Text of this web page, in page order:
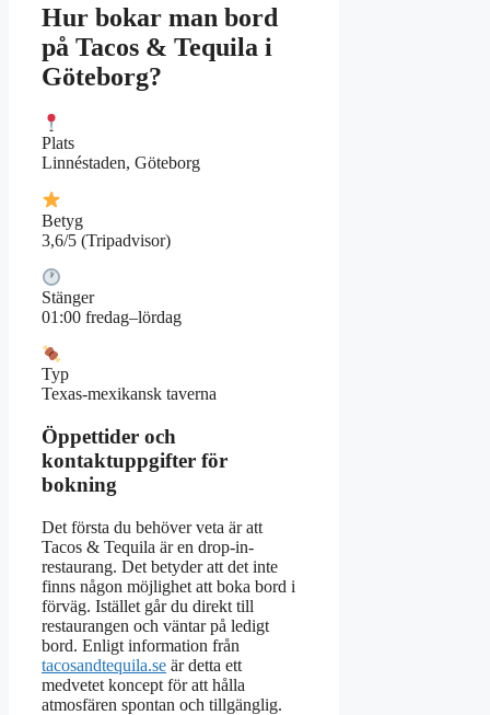
Hur bokar man bord
på Tacos & Tequila i
Göteborg?
Plats
Linnéstaden, Göteborg
Betyg
3,6/5 (Tripadvisor)
Stänger
01:00 fredag–lördag
Typ
Texas-mexikansk taverna
Öppettider och
kontaktuppgifter för
bokning
Det första du behöver veta är att
Tacos & Tequila är en drop-in-
restaurang. Det betyder att det inte
finns någon möjlighet att boka bord i
förväg. Istället går du direkt till
restaurangen och väntar på ledigt
bord. Enligt information från
tacosandtequila.se är detta ett
medvetet koncept för att hålla
atmosfären spontan och tillgänglig.